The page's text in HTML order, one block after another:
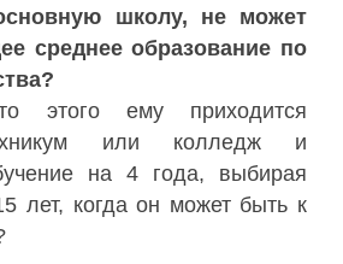
школу, не может
среднее образование по
этого ему приходится
или колледж и
на 4 года, выбирая
лет, когда он может быть к